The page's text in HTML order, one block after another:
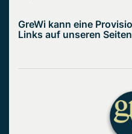
GreWi kann eine
Links auf unseren